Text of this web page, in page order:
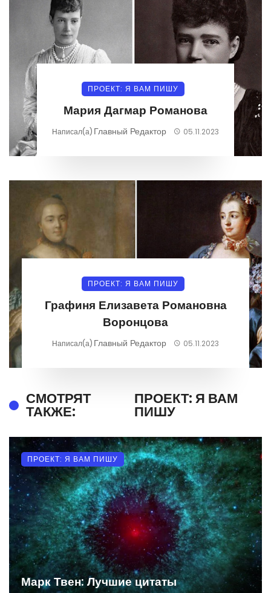
ПРОЕКТ: Я ВАМ ПИШУ
Мария Дагмар Романова
Написал(а) Главный Редактор 05.11.2023
ПРОЕКТ: Я ВАМ ПИШУ
Графиня Елизавета Романовна
Воронцова
Написал(а) Главный Редактор 05.11.2023
СМОТРЯТ
ТАКЖЕ:
ПРОЕКТ: Я ВАМ
ПИШУ
Марк Твен: Лучшие цитаты
ПРОЕКТ: Я ВАМ ПИШУ